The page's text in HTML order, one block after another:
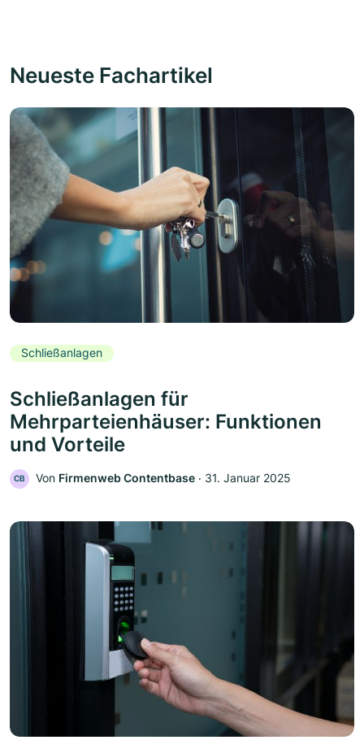
Neueste Fachartikel
Schließanlagen
Schließanlagen für
Mehrparteienhäuser: Funktionen
und Vorteile
CB Von Firmenweb Contentbase ‧ 31. Januar 2025